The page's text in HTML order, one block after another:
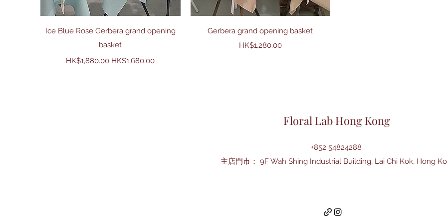
快速瀏覽
Ice Blue Rose Gerbera grand opening
basket
一般價格
HK$1,880.00 促銷價格
HK$1,680.00
快速瀏覽
Gerbera grand opening basket
價格
HK$1,280.00
Floral Lab Hong Kong
+852 54824288
主店門市： 9F Wah Shing Industrial Building, Lai Chi Kok, Hong